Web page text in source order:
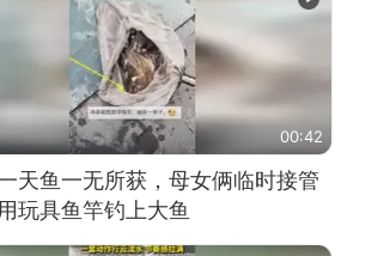
00:42
天鱼一无所获，母女俩临时接管
玩具鱼竿钓上大鱼